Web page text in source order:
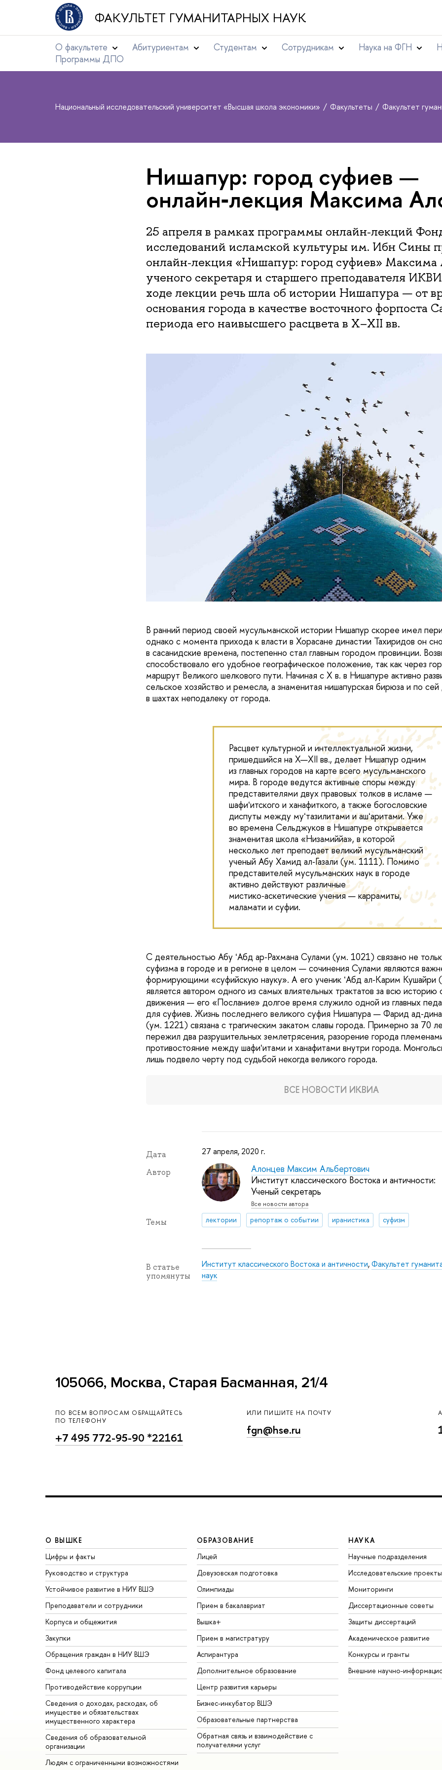
ФАКУЛЬТЕТ ГУМАНИТАРНЫХ НАУК
О факультете Абитуриентам Студентам Сотрудникам Наука на ФГН
Программы ДПО
Национальный исследовательский университет «Высшая школа экономики» Факультеты Факультет
Нишапур: город суфиев —
онлайн‑лекция Максима
25 апреля в рамках программы онлайн‑лекций
исследований исламской культуры им. Ибн Сины
онлайн‑лекция «Нишапур: город суфиев» Максима
ученого секретаря и старшего преподавателя
ходе лекции речь шла об истории Нишапура — от
основания города в качестве восточного форпоста
периода его наивысшего расцвета в X–XII вв.
В ранний период своей мусульманской истории Нишапур скорее имел
однако с момента прихода к власти в Хорасане династии Тахиридов он
в сасанидские времена, постепенно стал главным городом провинции.
способствовало его удобное географическое положение, так как через
маршрут Великого шелкового пути. Начиная с Х в. в Нишапуре активно
сельское хозяйство и ремесла, а знаменитая нишапурская бирюза и по
в шахтах неподалеку от города.
Расцвет культурной и интеллектуальной жизни,
пришедшийся на Х—XII вв., делает Нишапур одним
из главных городов на карте всего мусульманского
мира. В городе ведутся активные споры между
представителями двух правовых толков в исламе —
шафиʻитского и ханафиткого, а также богословские
диспуты между муʻтазилитами и ашʻаритами. Уже
во времена Сельджуков в Нишапуре открывается
знаменитая школа «Низамиййа», в которой
несколько лет преподает великий мусульманский
ученый Абу Хамид ал‑Газали (ум. 1111). Помимо
представителей мусульманских наук в городе
активно действуют различные
мистико‑аскетические учения — каррамиты,
маламати и суфии.
С деятельностью Абу ʻАбд ар‑Рахмана Сулами (ум. 1021) связано не
суфизма в городе и в регионе в целом — сочинения Сулами являются
формирующими «суфийскую науку». А его ученик ʻАбд ал‑Карим
является автором одного из самых влиятельных трактатов за всю историю
движения — его «Послание» долгое время служило одной из главных
для суфиев. Жизнь последнего великого суфия Нишапура — Фарид ад‑дина
(ум. 1221) связана с трагическим закатом славы города. Примерно за 70
пережил два разрушительных землетрясения, разорение города
противостояние между шафиʻитами и ханафитами внутри города.
лишь подвело черту под судьбой некогда великого города.
ВСЕ НОВОСТИ ИКВИА
Дата 27 апреля, 2020 г.
Автор
Алонцев Максим Альбертович
Институт классического Востока и античности:
Ученый секретарь
Все новости автора
Темы лектории репортаж о событии иранистика суфизм
В статье
упомянуты
Институт классического Востока и античности,Факультет
наук
105066, Москва, Старая Басманная, 21/4
ПО ВСЕМ ВОПРОСАМ ОБРАЩАЙТЕСЬ
ПО ТЕЛЕФОНУ
+7 495 772-95-90 *22161
ИЛИ ПИШИТЕ НА ПОЧТУ
fgn@hse.ru
О ВЫШКЕ
Цифры и факты
Руководство и структура
Устойчивое развитие в НИУ ВШЭ
Преподаватели и сотрудники
Корпуса и общежития
Закупки
Обращения граждан в НИУ ВШЭ
Фонд целевого капитала
Противодействие коррупции
Сведения о доходах, расходах, об
имуществе и обязательствах
имущественного характера
Сведения об образовательной
организации
Людям с ограниченными возможностями
ОБРАЗОВАНИЕ
Лицей
Довузовская подготовка
Олимпиады
Прием в бакалавриат
Вышка+
Прием в магистратуру
Аспирантура
Дополнительное образование
Центр развития карьеры
Бизнес-инкубатор ВШЭ
Образовательные партнерства
Обратная связь и взаимодействие с
получателями услуг
НАУКА
Научные подразделения
Исследовательские проекты
Мониторинги
Диссертационные советы
Защиты диссертаций
Академическое развитие
Конкурсы и гранты
Внешние научно-